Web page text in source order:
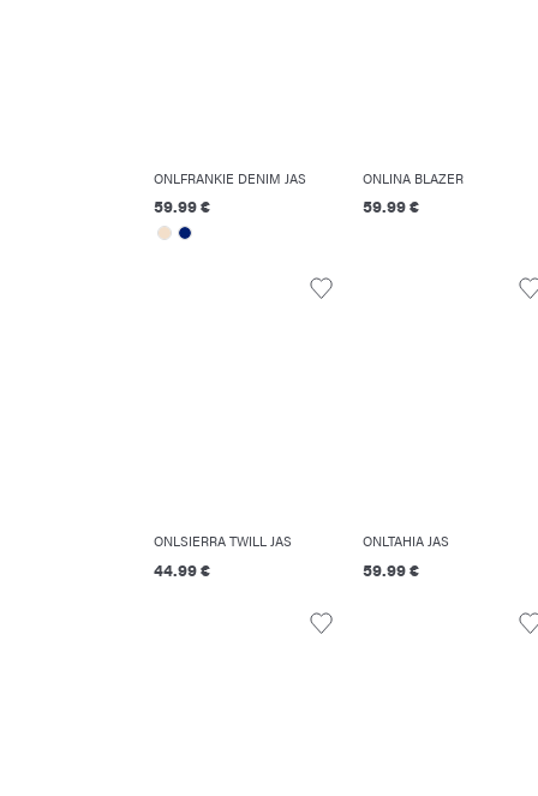
ONLFRANKIE DENIM JAS
59.99 €
ONLINA BLAZER
59.99 €
ONLSIERRA TWILL JAS
44.99 €
ONLTAHIA JAS
59.99 €